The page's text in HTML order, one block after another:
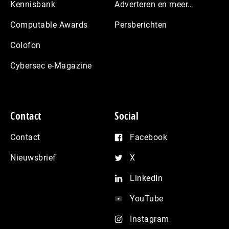
Kennisbank
Computable Awards
Colofon
Cybersec e-Magazine
Adverteren en meer…
Persberichten
Contact
Contact
Nieuwsbrief
Social
Facebook
X
LinkedIn
YouTube
Instagram